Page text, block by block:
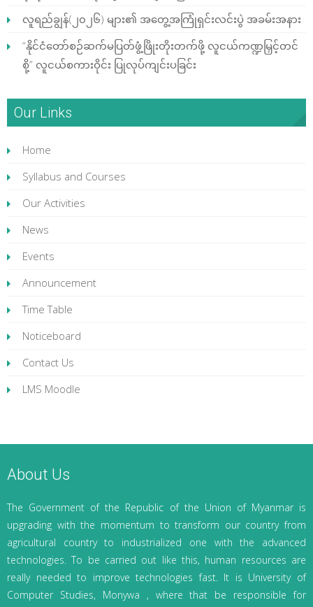
လူရည်ချွန်(၂၀၂၆) များ၏ အတွေ့အကြုံရှင်းလင်းပွဲ အခမ်းအနား
“နိုင်ငံတော်စဉ်ဆက်မပြတ်ဖွံ့ဖြိုးတိုးတက်ဖို့ လူငယ်ကဏ္ဍမြှင့်တင်
စို့” လူငယ်စကားဝိုင်း ပြုလုပ်ကျင်းပခြင်း
Our Links
Home
Syllabus and Courses
Our Activities
News
Events
Announcement
Time Table
Noticeboard
Contact Us
LMS Moodle
About Us
The Government of the Republic of the Union of Myanmar is
upgrading with the momentum to transform our country from
agricultural country to industrialized one with the advanced
technologies. To be carried out like this, human resources are
really needed to improve technologies fast. It is University of
Computer Studies, Monywa , where that be responsible for